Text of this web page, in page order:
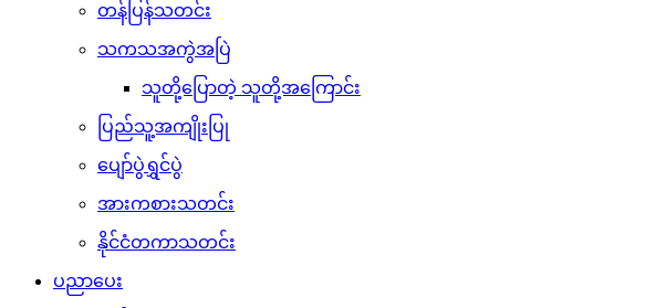
တန်ပြန်သတင်း
သကသအကွဲအပြဲ
သူတို့ပြောတဲ့ သူတို့အကြောင်း
ပြည်သူ့အကျိုးပြု
ပျော်ပွဲရွှင်ပွဲ
အားကစားသတင်း
နိုင်ငံတကာသတင်း
ပညာပေး